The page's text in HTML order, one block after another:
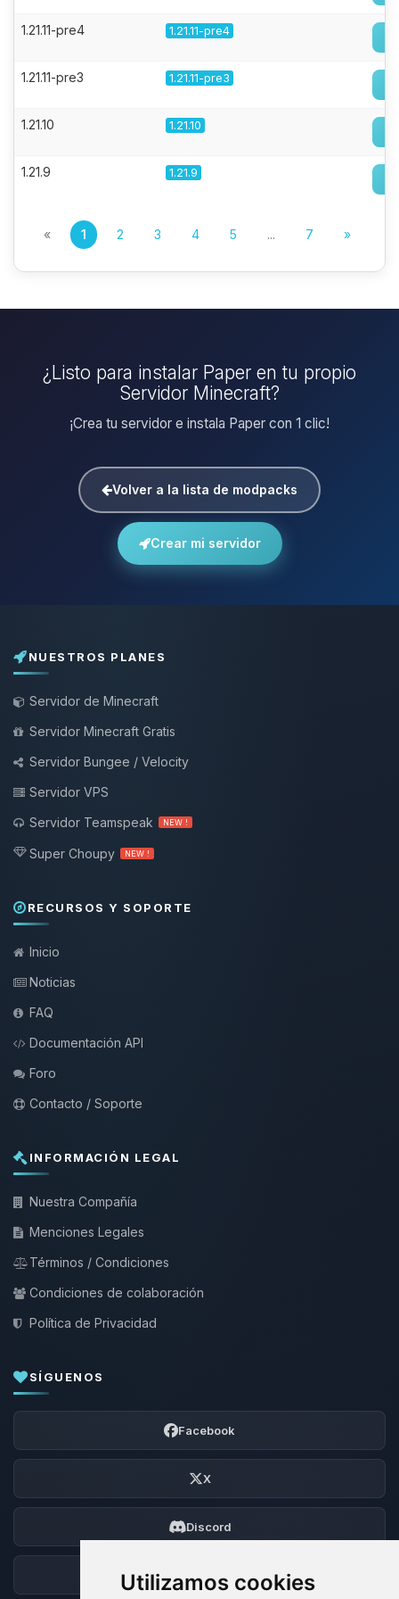
Utilizamos cookies
1.21.11-pre4 1.21.11-pre4
1.21.11-pre3 1.21.11-pre3
1.21.10 1.21.10
1.21.9 1.21.9
« 1 2 3 4 5 ... 7 »
¿Listo para instalar Paper en tu propio
Servidor Minecraft?
¡Crea tu servidor e instala Paper con 1 clic!
Volver a la lista de modpacks
Crear mi servidor
NUESTROS PLANES
Servidor de Minecraft
Servidor Minecraft Gratis
Servidor Bungee / Velocity
Servidor VPS
Servidor Teamspeak
NEW !
Super Choupy NEW !
RECURSOS Y SOPORTE
Inicio
Noticias
FAQ
Documentación API
Foro
Contacto / Soporte
INFORMACIÓN LEGAL
Nuestra Compañía
Menciones Legales
Términos / Condiciones
Condiciones de colaboración
Política de Privacidad
SÍGUENOS
Facebook
X
Discord
Foro